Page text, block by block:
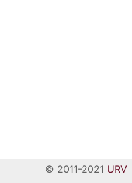
© 2011-2021 URV